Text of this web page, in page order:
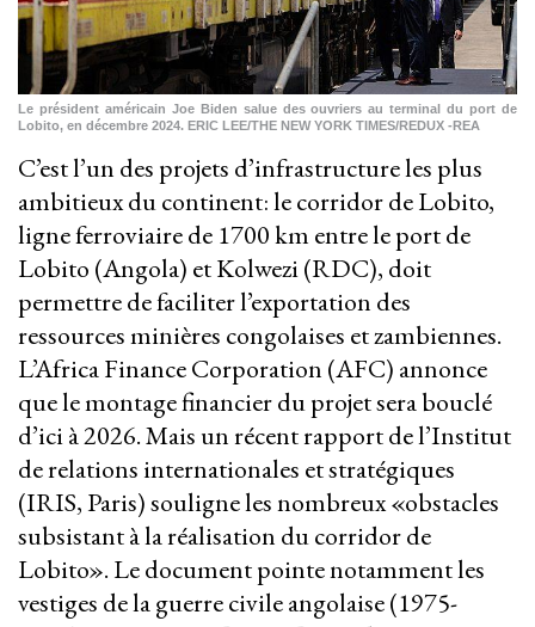
Le président américain Joe Biden salue des ouvriers au terminal du port de
Lobito, en décembre 2024. ERIC LEE/THE NEW YORK TIMES/REDUX -REA
C’est l’un des projets d’infrastructure les plus
ambitieux du continent: le corridor de Lobito,
ligne ferroviaire de 1700 km entre le port de
Lobito (Angola) et Kolwezi (RDC), doit
permettre de faciliter l’exportation des
ressources minières congolaises et zambiennes.
L’Africa Finance Corporation (AFC) annonce
que le montage financier du projet sera bouclé
d’ici à 2026. Mais un récent rapport de l’Institut
de relations internationales et stratégiques
(IRIS, Paris) souligne les nombreux «obstacles
subsistant à la réalisation du corridor de
Lobito». Le document pointe notamment les
vestiges de la guerre civile angolaise (1975-